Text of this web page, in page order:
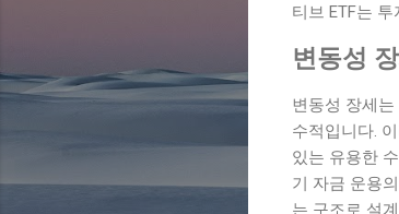
티브 ETF는
변동성
변동성 장세
수적입니다.
있는 유용한
기 자금 운용
는 구조로 설